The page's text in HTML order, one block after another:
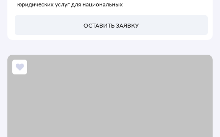
юридических услуг для национальных
ОСТАВИТЬ ЗАЯВКУ